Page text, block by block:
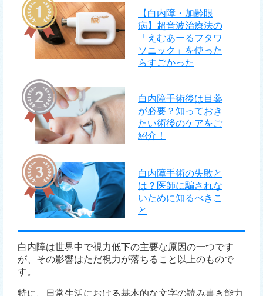
【白内障・加齢眼
病】超音波治療法の
「えむあーるフタワ
ソニック」を使った
らすごかった
白内障手術後は目薬
が必要？知っておき
たい術後のケアをご
紹介！
白内障手術の失敗と
は？医師に騙されな
いために知るべきこ
と
白内障は世界中で視力低下の主要な原因の一つです
が、その影響はただ視力が落ちること以上のもので
す。
特に、日常生活における基本的な文字の読み書き能力